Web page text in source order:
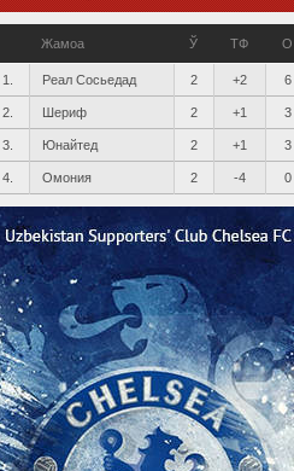
Жамоа Ў ТФ О
1. Реал Сосьедад 2 +2 6
2. Шериф 2 +1 3
3. Юнайтед 2 +1 3
4. Омония 2 -4 0